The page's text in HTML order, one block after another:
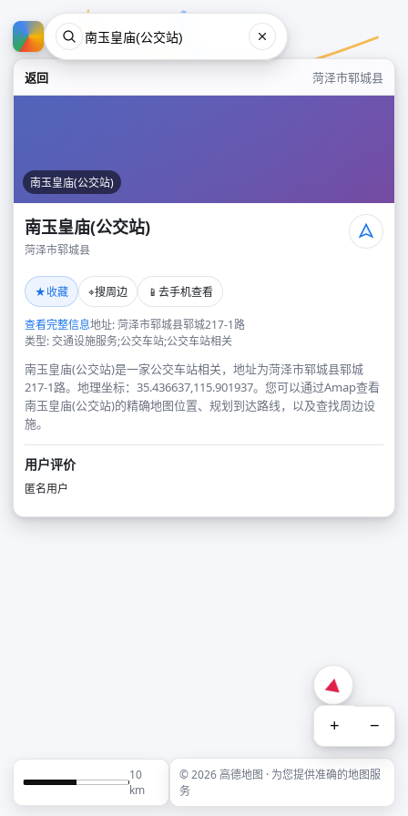
返回 菏泽市郓城县
南玉皇庙(公交站)
南玉皇庙(公交站)
菏泽市郓城县
★收藏 ⌖搜周边 📱 去手机查看
查看完整信息地址: 菏泽市郓城县郓城217-1路
类型: 交通设施服务;公交车站;公交车站相关
南玉皇庙(公交站)是一家公交车站相关，地址为菏泽市郓城县郓城
217-1路。地理坐标：35.436637,115.901937。您可以通过Amap查看
南玉皇庙(公交站)的精确地图位置、规划到达路线，以及查找周边设
施。
用户评价
匿名用户
+ −
10
km
© 2026 高德地图 · 为您提供准确的地图服
务